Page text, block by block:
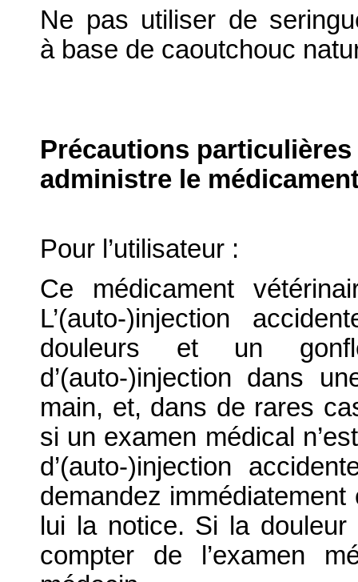
Ne pas utiliser de
à base de caoutchouc
Précautions
administre le
Pour l’utilisateur :
Ce médicament
L’(auto-)injection
douleurs et un
d’(auto-)injection dans
main, et, dans de rares
si un examen médical
d’(auto-)injection
demandez
lui la notice. Si la
compter de l’examen